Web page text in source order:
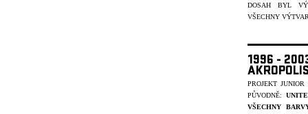
DOSAH BYL
VŠECHNY
1996 -
PROJEKT
PŮVODNĚ:
VŠECHNY